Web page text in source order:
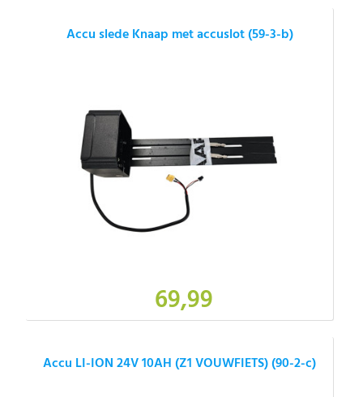
Accu slede Knaap met accuslot (59-3-b)
69,99
Accu LI-ION 24V 10AH (Z1 VOUWFIETS) (90-2-c)